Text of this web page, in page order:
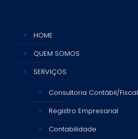
HOME
QUEM SOMOS
SERVIÇOS
Consultoria Contábil/Fiscal
Registro Empresarial
Contabilidade